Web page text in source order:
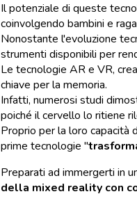
Il potenziale di queste
coinvolgendo bambini e
Nonostante l'evoluzione
strumenti disponibili per
Le tecnologie AR e VR,
chiave per la memoria.
Infatti, numerosi studi
poiché il cervello lo ritiene
Proprio per la loro capacità
prime tecnologie "
Preparati ad immergerti in
della mixed reality con